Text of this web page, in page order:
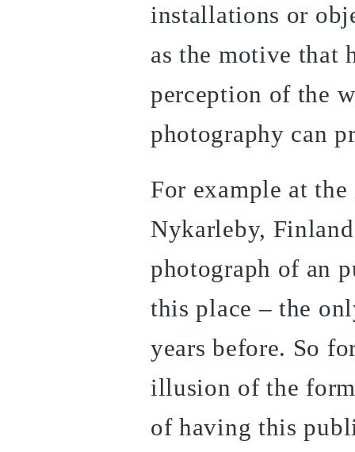
installations or
as the motive that
perception of the
photography can
For example at
Nykarleby,
photograph of an
this place – the
years before. So
illusion of the
of having this